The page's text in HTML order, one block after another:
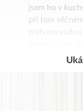
jsem ho v
při tom